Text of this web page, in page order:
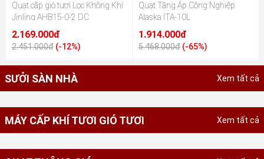
Quạt cấp gió tươi Lọc Không Khí
Jinling AHB15-0-2 DC
2.169.000đ
2.451.000đ (-12%)
Quạt Tăng Áp Công Nghiệp
Alaska ITA-10L
1.914.000đ
5.468.000đ (-65%)
SƯỞI SÀN NHÀ Xem tất cả
MÁY CẤP KHÍ TƯƠI GIÓ TƯƠI Xem tất cả